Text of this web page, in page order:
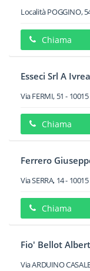
Località POGGINO,
Chiama
Esseci Srl A Ivrea
Via FERMI, 51 - 10015
Chiama
Ferrero
Via SERRA, 14- 10015
Chiama
Fio' Bellot
Via ARDUINO